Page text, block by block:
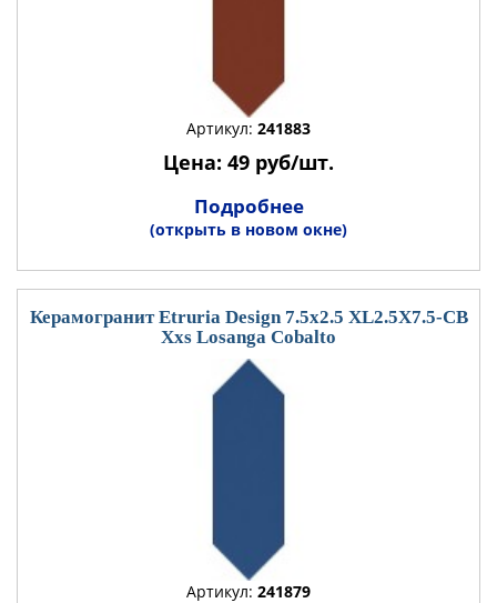
Артикул: 241883
Цена: 49 руб/шт.
Подробнее
(открыть в новом окне)
Керамогранит Etruria Design 7.5x2.5 XL2.5X7.5-CB
Xxs Losanga Cobalto
Артикул: 241879